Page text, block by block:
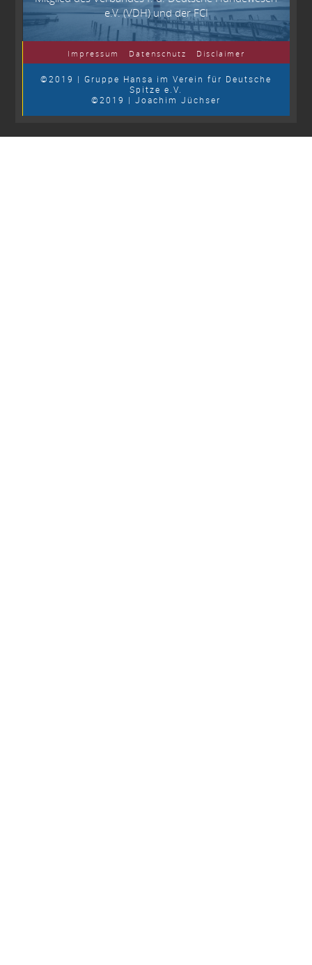
e.V. (VDH) und der FCI
Impressum Datenschutz Disclaimer
©2019 | Gruppe Hansa im Verein für Deutsche
Spitze e.V.
©2019 | Joachim Jüchser